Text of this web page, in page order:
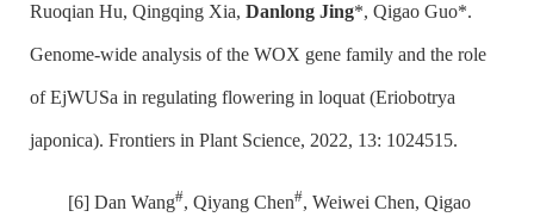
Ruoqian Hu, Qingqing Xia, Danlong Jing*, Qigao Guo*.
Genome-wide analysis of the WOX gene family and the role
of EjWUSa in regulating flowering in loquat (Eriobotrya
japonica). Frontiers in Plant Science, 2022, 13: 1024515.
[6] Dan Wang#, Qiyang Chen#, Weiwei Chen, Qigao